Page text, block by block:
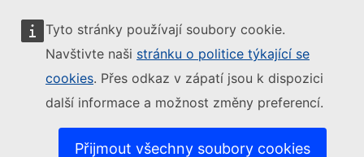
Tyto stránky používají soubory cookie.
Navštivte naši stránku o politice týkající se
cookies. Přes odkaz v zápatí jsou k dispozici
další informace a možnost změny preferencí.
Přijmout všechny soubory cookies